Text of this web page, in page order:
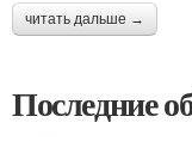
читать дальше →
Последние